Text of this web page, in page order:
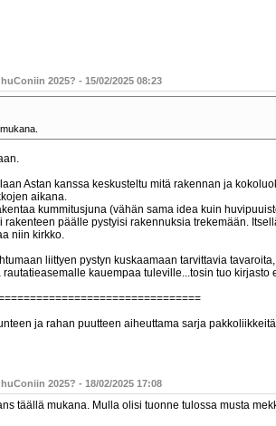
2025? - 15/02/2025 08:23
Astan kanssa keskusteltu mitä rakennan ja
aikana.
kummitusjuna (vähän sama idea kuin
rakenteen päälle pystyisi rakennuksia trekemään.
niin kirkko.
liittyen pystyn kuskaamaan tarvittavia
rautatieasemalle kauempaa tuleville...tosin tuo kirjasto
ja rahan puutteen aiheuttama sarja
2025? - 18/02/2025 17:08
täällä mukana. Mulla olisi tuonne tulossa musta